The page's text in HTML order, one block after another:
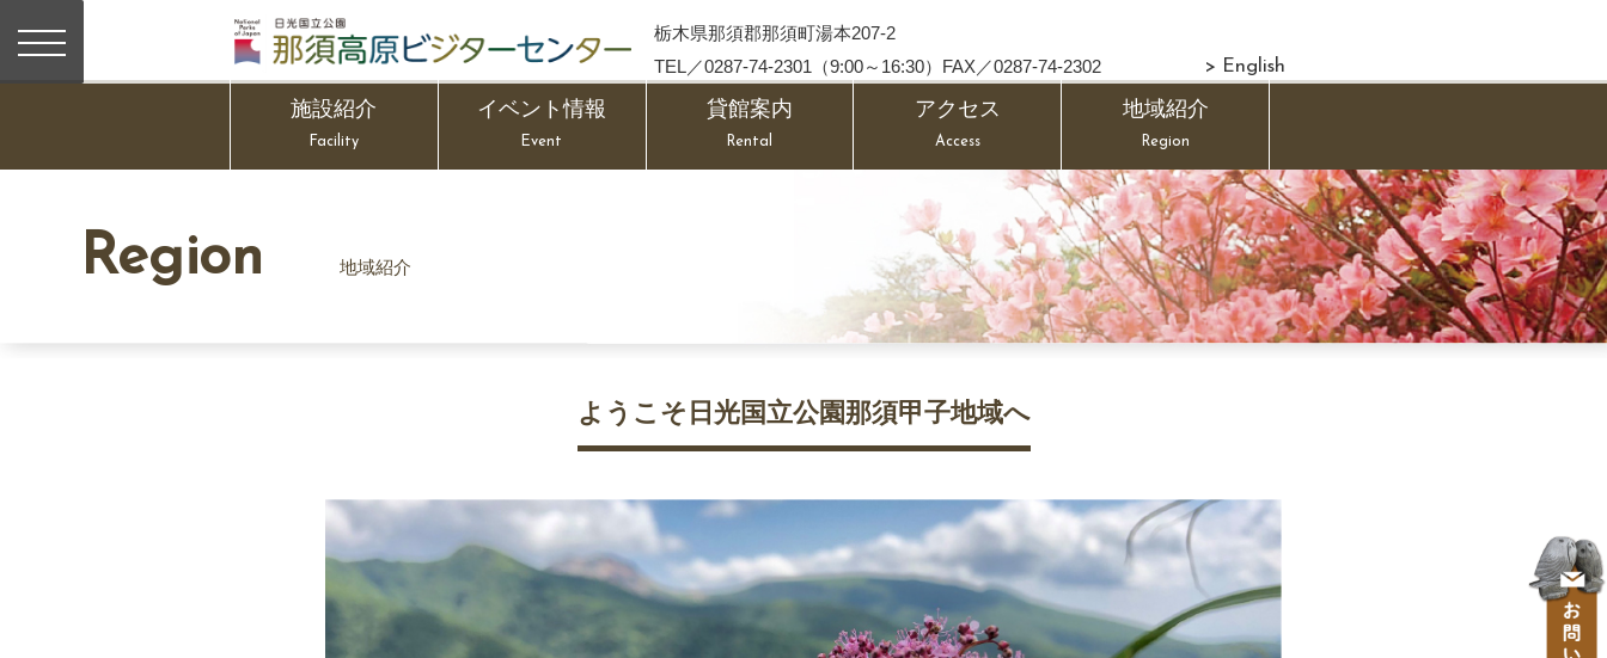
栃木県那須郡那須町湯本207-2
TEL／0287-74-2301（9:00～16:30）FAX／0287-74-2302
> English
施設紹介
Facility
イベント情報
Event
貸館案内
Rental
アクセス
Access
地域紹介
Region
Region 地域紹介
ようこそ日光国立公園那須甲子地域へ